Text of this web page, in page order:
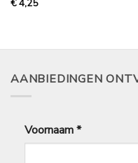
€4,25
AANBIEDINGEN
Voornaam*